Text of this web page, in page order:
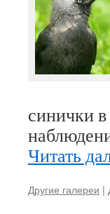
синички
Читать
Другие галереи |